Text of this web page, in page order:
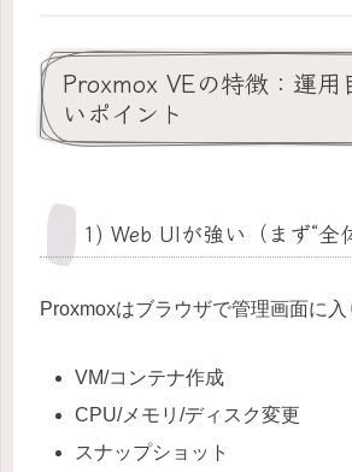
Proxmox VEの特徴：運用
いポイント
1) Web UIが強い（まず“全
Proxmoxはブラウザで管理画面に入
VM/コンテナ作成
CPU/メモリ/ディスク変更
スナップショット